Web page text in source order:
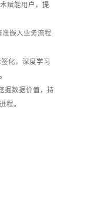
赋能用户，提
准嵌入业务流程
化，深度学习
掘数据价值，持
程。